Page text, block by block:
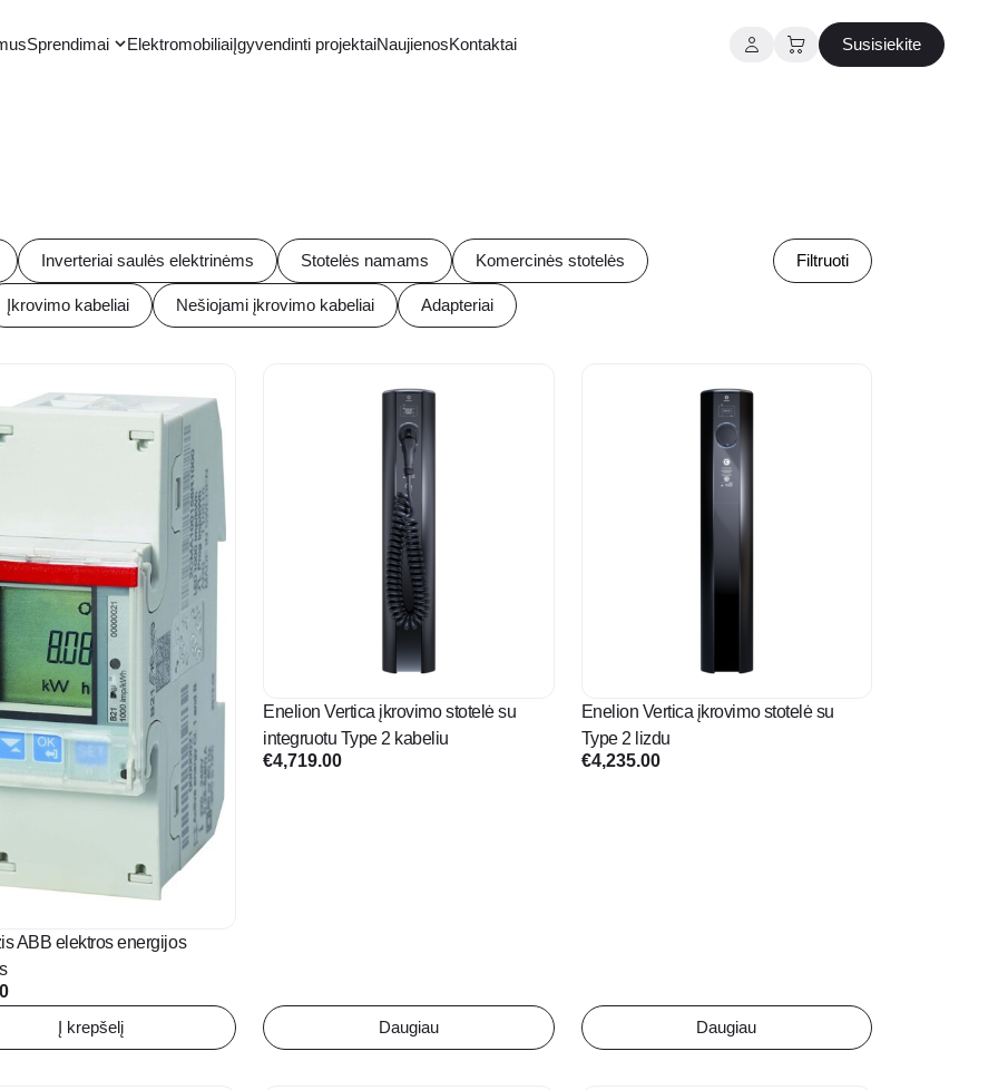
Sprendimai ElektromobiliaiĮgyvendinti projektaiNaujienosKontaktai Susisiekite
Inverteriai saulės elektrinėms Stotelės namams Komercinės stotelės
Įkrovimo kabeliai Nešiojami įkrovimo kabeliai Adapteriai
Filtruoti
ABB elektros energijos
Į krepšelį
Enelion Vertica įkrovimo stotelė su
integruotu Type 2 kabeliu
€4,719.00
Daugiau
Enelion Vertica įkrovimo stotelė su
Type 2 lizdu
€4,235.00
Daugiau